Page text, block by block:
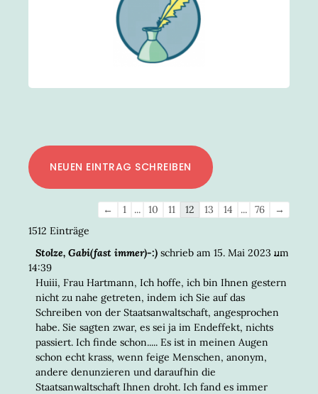
Navigation
← 1 ... 10 11 12 13 14 ... 76
→
1512 Einträge
Stolze, Gabi(fast immer)-:) schrieb am 15. Mai 2023 um
14:39
Huiii, Frau Hartmann, Ich hoffe, ich bin Ihnen gestern
nicht zu nahe getreten, indem ich Sie auf das
Schreiben von der Staatsanwaltschaft, angesprochen
habe. Sie sagten zwar, es sei ja im Endeffekt, nichts
passiert. Ich finde schon..... Es ist in meinen Augen
schon echt krass, wenn feige Menschen, anonym,
andere denunzieren und daraufhin die
Staatsanwaltschaft Ihnen droht. Ich fand es immer
...DIESE
EIN-/